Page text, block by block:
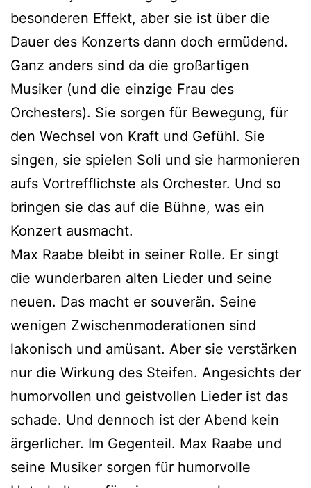
besonderen Effekt, aber sie ist über die
Dauer des Konzerts dann doch ermüdend.
Ganz anders sind da die großartigen
Musiker (und die einzige Frau des
Orchesters). Sie sorgen für Bewegung, für
den Wechsel von Kraft und Gefühl. Sie
singen, sie spielen Soli und sie harmonieren
aufs Vortrefflichste als Orchester. Und so
bringen sie das auf die Bühne, was ein
Konzert ausmacht.
Max Raabe bleibt in seiner Rolle. Er singt
die wunderbaren alten Lieder und seine
neuen. Das macht er souverän. Seine
wenigen Zwischenmoderationen sind
lakonisch und amüsant. Aber sie verstärken
nur die Wirkung des Steifen. Angesichts der
humorvollen und geistvollen Lieder ist das
schade. Und dennoch ist der Abend kein
ärgerlicher. Im Gegenteil. Max Raabe und
seine Musiker sorgen für humorvolle